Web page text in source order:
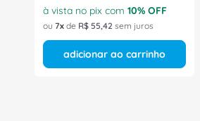
à vista no pix com 10% OFF
ou 7 de R$ 55,42 sem juros
adicionar ao carrinho